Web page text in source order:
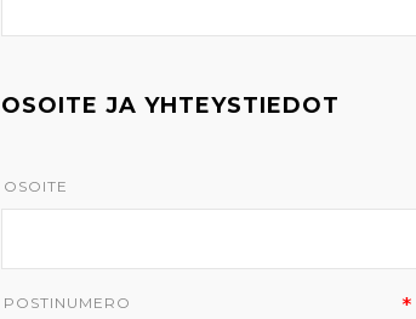
OSOITE JA YHTEYSTIEDOT
OSOITE
POSTINUMERO